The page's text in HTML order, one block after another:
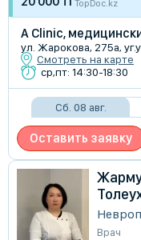
TopDoc.kz
A Clinic,
ул. Жарокова, 275а,
Смотреть на карте
ср,пт: 14:30-18:30
Сб. 08 авг.
Оставить заявку
Врач